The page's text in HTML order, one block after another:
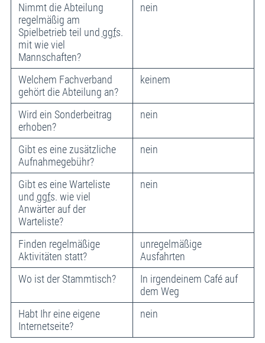
Nimmt die Abteilung
regelmäßig am
Spielbetrieb teil und ggfs.
mit wie viel
Mannschaften?
nein
Welchem Fachverband
gehört die Abteilung an?
keinem
Wird ein Sonderbeitrag
erhoben?
nein
Gibt es eine zusätzliche
Aufnahmegebühr?
nein
Gibt es eine Warteliste
und ggfs. wie viel
Anwärter auf der
Warteliste?
nein
Finden regelmäßige
Aktivitäten statt?
unregelmäßige
Ausfahrten
Wo ist der Stammtisch?
In irgendeinem Café auf
dem Weg
Habt Ihr eine eigene
Internetseite?
nein